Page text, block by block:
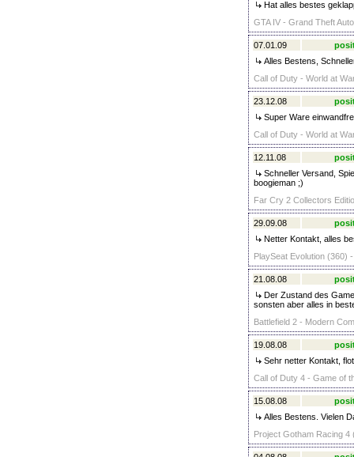
Hat alles bestes
GTA IV - Grand Theft
07.01.09
Alles Bestens,
Call of Duty - World at
23.12.08
Super Ware
Call of Duty - World at
12.11.08
Schneller Versand,
boogieman ;)
Far Cry 2 Collectors
29.09.08
Netter Kontakt, alles
PlaySeat Evolution (360)
21.08.08
Der Zustand des
sonsten aber alles in
Battlefield 2 - Modern
19.08.08
Sehr netter Kontakt,
Call of Duty 4 - Game of
15.08.08
Alles Bestens. Vielen
Project Gotham Racing 4